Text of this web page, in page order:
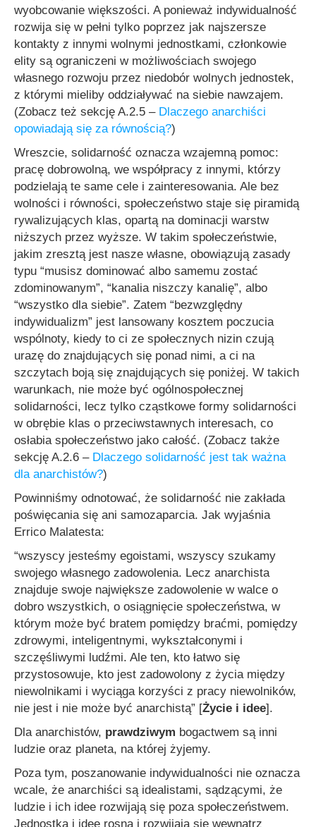
wyobcowanie większości. A ponieważ indywidualność
rozwija się w pełni tylko poprzez jak najszersze
kontakty z innymi wolnymi jednostkami, członkowie
elity są ograniczeni w możliwościach swojego
własnego rozwoju przez niedobór wolnych jednostek,
z którymi mieliby oddziaływać na siebie nawzajem.
(Zobacz też sekcję A.2.5 – Dlaczego anarchiści
opowiadają się za równością?)
Wreszcie, solidarność oznacza wzajemną pomoc:
pracę dobrowolną, we współpracy z innymi, którzy
podzielają te same cele i zainteresowania. Ale bez
wolności i równości, społeczeństwo staje się piramidą
rywalizujących klas, opartą na dominacji warstw
niższych przez wyższe. W takim społeczeństwie,
jakim zresztą jest nasze własne, obowiązują zasady
typu “musisz dominować albo samemu zostać
zdominowanym”, “kanalia niszczy kanalię”, albo
“wszystko dla siebie”. Zatem “bezwzględny
indywidualizm” jest lansowany kosztem poczucia
wspólnoty, kiedy to ci ze społecznych nizin czują
urazę do znajdujących się ponad nimi, a ci na
szczytach boją się znajdujących się poniżej. W takich
warunkach, nie może być ogólnospołecznej
solidarności, lecz tylko cząstkowe formy solidarności
w obrębie klas o przeciwstawnych interesach, co
osłabia społeczeństwo jako całość. (Zobacz także
sekcję A.2.6 – Dlaczego solidarność jest tak ważna
dla anarchistów?)
Powinniśmy odnotować, że solidarność nie zakłada
poświęcania się ani samozaparcia. Jak wyjaśnia
Errico Malatesta:
“wszyscy jesteśmy egoistami, wszyscy szukamy
swojego własnego zadowolenia. Lecz anarchista
znajduje swoje największe zadowolenie w walce o
dobro wszystkich, o osiągnięcie społeczeństwa, w
którym może być bratem pomiędzy braćmi, pomiędzy
zdrowymi, inteligentnymi, wykształconymi i
szczęśliwymi ludźmi. Ale ten, kto łatwo się
przystosowuje, kto jest zadowolony z życia między
niewolnikami i wyciąga korzyści z pracy niewolników,
nie jest i nie może być anarchistą” [Życie i idee].
Dla anarchistów, prawdziwym bogactwem są inni
ludzie oraz planeta, na której żyjemy.
Poza tym, poszanowanie indywidualności nie oznacza
wcale, że anarchiści są idealistami, sądzącymi, że
ludzie i ich idee rozwijają się poza społeczeństwem.
Jednostka i idee rosną i rozwijają się wewnątrz